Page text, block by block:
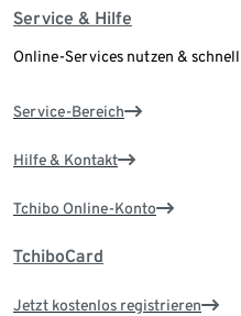
Service & Hilfe
Online-Services nutzen &
Service-Bereich
Hilfe & Kontakt
Tchibo Online-Konto
TchiboCard
Jetzt kostenlos registrieren